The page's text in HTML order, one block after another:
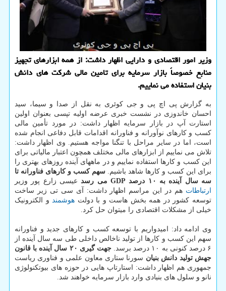
وزیر امور اقتصادی و دارایی اظهار داشت: از همه ابزارهای تجهیز
منابع خصوصاً بازار سرمایه برای تامین مالی شرکت های دانش
بنیان استفاده می نماییم.
به گزارش پی اچ پی و جی کوئری به نقل از صدا و سیما، سید
احسان خاندوزی در نشست خبری عرضه اولیه تپسی بعنوان اولین
استارت آپ در بازار سرمایه اظهار داشت: در مورد تأمین مالی
کسب و کارهای نوآورانه و فناورانه اقدامات قابل دفاعی انجام شده
است، اما در سایر مراحل با تنگنا مواجه هستیم. وی اظهار داشت:
تلاش می نماییم از ابزارهای مالی مختلف همچون اعتبار مالیاتی برای
این کسب و کارها استفاده نماییم و در ماههای آینده روزهای بهتری را
برای این کسب و کارها شاهد باشیم. سهم کسب و کارهای فناورانه تا
سه سال آینده به ۱۰ درصد GDP می رسد
عیسی زارع پور وزیر
ارتباطات هم در این مراسم اظهار داشت: آی سی تی زیر ساخت
توسعه کشور در همه بخش هاست و با دولت هوشمند و الکترونیک
خیلی از مشکلات اقتصادی را میتوان حل کرد.
وی ادامه داد: امیدواریم با توسعه کسب و کارهای جدید و فناورانه
سهم این کسب و کارها از تولید ناخالص داخلی طی سه سال آینده از
۶ درصد کنونی به ۱۰ درصد برسد.
جهت گیری ۲۰ سال آینده با قانون
جهش تولید دانش بنیان سورنا ستاری معاون علمی و فناوری ریاست
جمهوری هم اظهار داشت: استارتاپ هایی در حوزه های بیوتکنولوژی
نانو و سلول های بنیادی وارد بازار سرمایه خواهند شد.